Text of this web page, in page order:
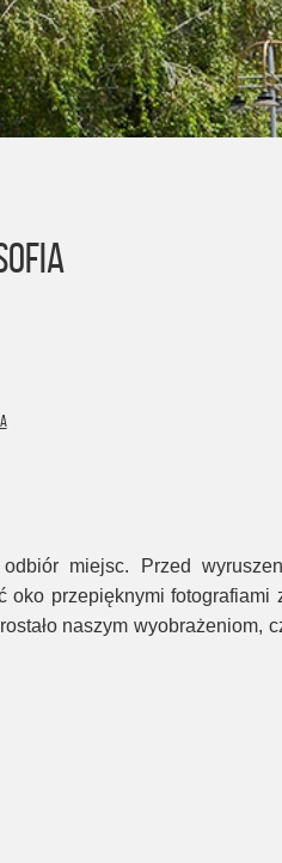
miejsc. Przed
przepięknymi fotografiami
naszym wyobrażeniom,